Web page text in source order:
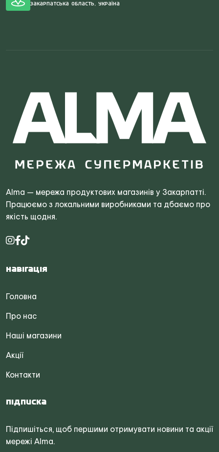
Закарпатська область, Україна
Alma — мережа продуктових магазинів у Закарпатті.
Працюємо з локальними виробниками та дбаємо про
якість щодня.
Навігація
Головна
Про нас
Наші магазини
Акції
Контакти
Підписка
Підпишіться, щоб першими отримувати новини та акції
мережі Alma.